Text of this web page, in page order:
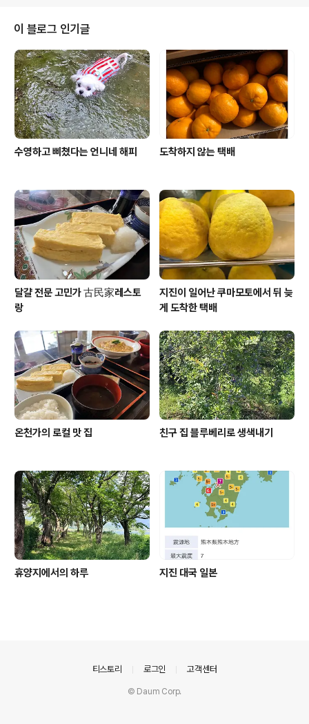
들이 대부분을 차지하는 것 같다 그 동료들 중 오늘은 나오
미상과 나츠코상 이야기를 할까 한다 나오미상과는 18년
을 함께 근무를 했지만 성향이 달라서 형식적인 동료관계
를 맺는 사람 중 한 명이다 나오미상은 10여 년 전부터 화
려한 돌싱 생활을 만끽하고 있다 결혼생활 중 여권도 가져
본 적 없고 취미나 여가 생활은 꿈도 꾸지 못..
이 블로그 인기글
수영하고 삐쳤다는 언니네 해피 도착하지 않는 택배
달걀 전문 고민가 古民家레스토
랑
지진이 일어난 쿠마모토에서 뒤 늦
게 도착한 택배
온천가의 로컬 맛 집 친구 집 블루베리로 생색내기
휴양지에서의 하루 지진 대국 일본
티스토리 로그인 고객센터
© Daum Corp.